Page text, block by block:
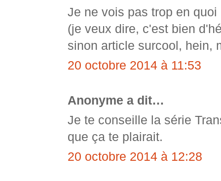
Je ne vois pas trop en
(je veux dire, c'est bien
sinon article surcool, hein,
20 octobre 2014 à 11:53
Anonyme a dit…
Je te conseille la série
que ça te plairait.
20 octobre 2014 à 12:28